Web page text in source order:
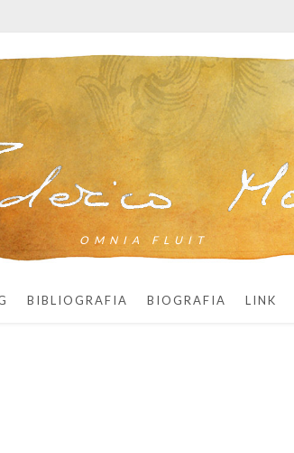
OMNIA FLUIT
BIBLIOGRAFIA BIOGRAFIA LINK